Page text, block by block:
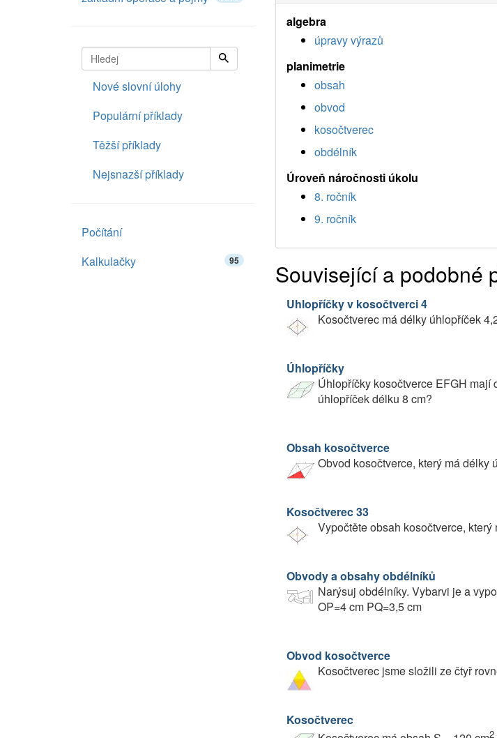
algebra
úpravy výrazů
planimetrie
obsah
obvod
kosočtverec
obdélník
Úroveň náročnosti úkolu
8. ročník
9. ročník
Související a podobné
Uhlopříčky v kosočtverci 4
Kosočtverec má délky úhlopříček
Úhlopříčky
Úhlopříčky kosočtverce EFGH mají
úhlopříček délku 8 cm?
Obsah kosočtverce
Obvod kosočtverce, který má délky
Kosočtverec 33
Vypočtěte obsah kosočtverce,
Obvody a obsahy obdélníků
Narýsuj obdélníky. Vybarvi je a
OP=4 cm PQ=3,5 cm
Obvod kosočtverce
Kosočtverec jsme složili ze čtyř
Kosočtverec
2
Nové slovní úlohy
Populární příklady
Těžší příklady
Nejsnazší příklady
Počítání
Kalkulačky
95